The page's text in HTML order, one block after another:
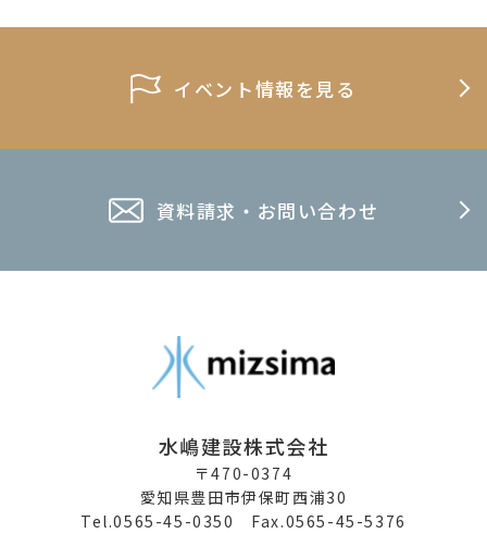
イベント情報を見る
資料請求・お問い合わせ
水嶋建設株式会社
〒470-0374
愛知県豊田市伊保町西浦30
Tel.0565-45-0350 Fax.0565-45-5376